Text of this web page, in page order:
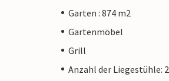
Garten : 874 m2
Gartenmöbel
Grill
Anzahl der Liegestühle: 2